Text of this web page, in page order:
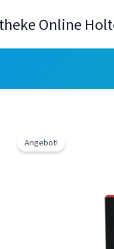
Online
Angebot!